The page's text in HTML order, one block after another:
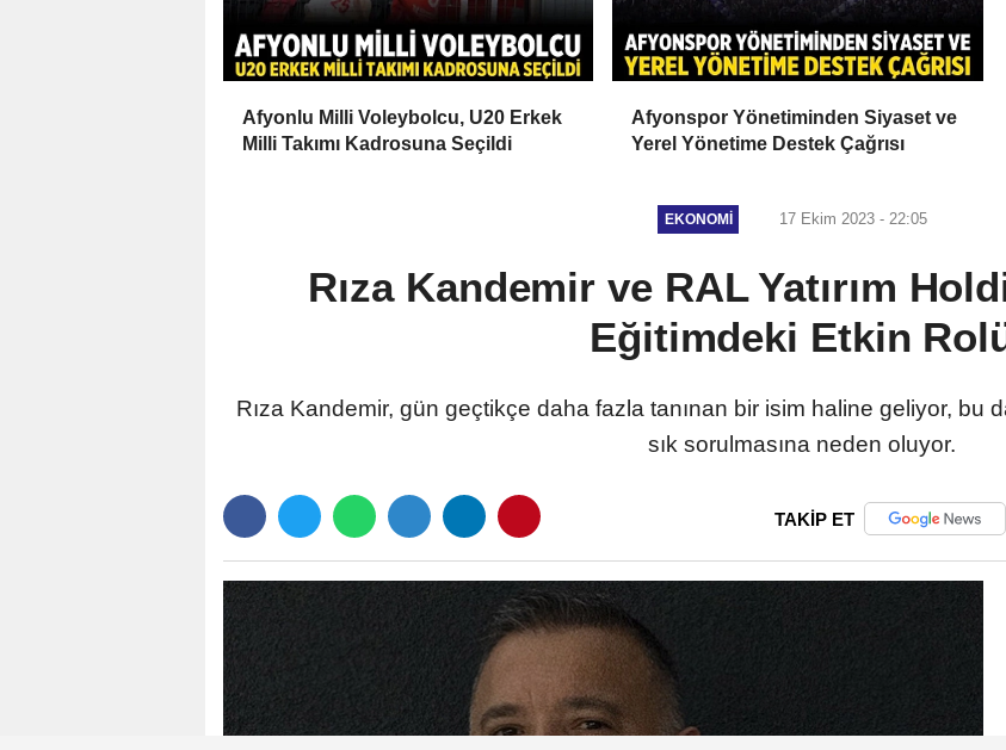
Afyonlu Milli Voleybolcu, U20 Erkek
Milli Takımı Kadrosuna Seçildi
Afyonspor Yönetiminden Siyaset ve
Yerel Yönetime Destek Çağrısı
EKONOMI 17 Ekim 2023 - 22:05
Rıza Kandemir ve RAL Yatırım
Eğitimdeki Etkin
Rıza Kandemir, gün geçtikçe daha fazla tanınan bir isim haline geliyor, bu
sık sorulmasına neden oluyor.
TAKİP ET